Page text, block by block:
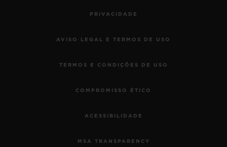
PRIVACIDADE
AVISO LEGAL E TERMOS DE USO
TERMOS E CONDIÇÕES DE USO
COMPROMISSO ÉTICO
ACESSIBILIDADE
MSA TRANSPARENCY